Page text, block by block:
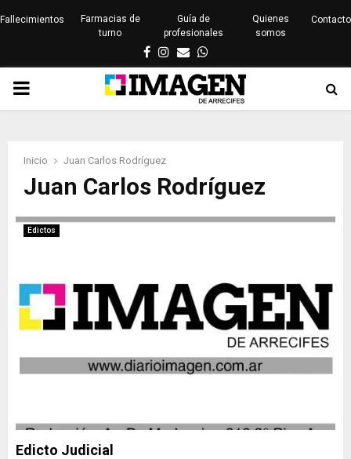
Fallecimientos
Farmacias de
turno
Guía de
profesionales
Quienes
somos
Contacto
Facebook
Instagram
EmailWhatsapp
PRIMARY
Inicio Juan Carlos Rodríguez
Juan Carlos Rodríguez
Edictos
Edicto Judicial